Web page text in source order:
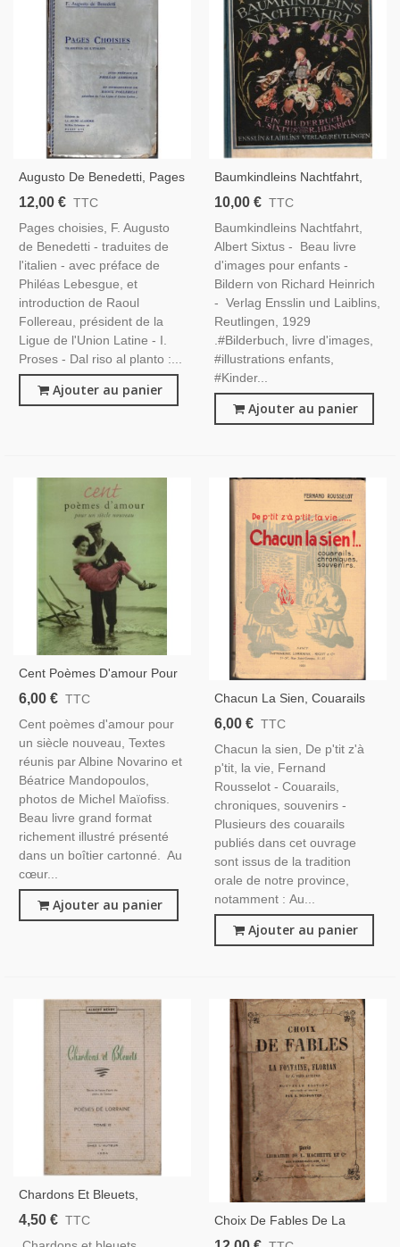
Augusto De Benedetti, Pages
Choisies, 1934 - Poète
Littérature Italienne
12,00 € TTC
Pages choisies, F. Augusto
de Benedetti - traduites de
l'italien - avec préface de
Philéas Lebesgue, et
introduction de Raoul
Follereau, président de la
Ligue de l'Union Latine - I.
Proses - Dal riso al planto :...
Ajouter au panier
Baumkindleins Nachtfahrt,
Albert Sixtus, 1929 - Kinder
Livres D'images
10,00 € TTC
Baumkindleins Nachtfahrt,
Albert Sixtus - Beau livre
d'images pour enfants -
Bildern von Richard Heinrich
- Verlag Ensslin und Laiblins,
Reutlingen, 1929
.#Bilderbuch, livre d'images,
#illustrations enfants,
#Kinder...
Ajouter au panier
Cent Poèmes D'amour Pour
Un Siècle Nouveau, Albine
Poésie, Poésie, Poètes, Mots
D'amour,
6,00 € TTC
Cent poèmes d'amour pour
un siècle nouveau, Textes
réunis par Albine Novarino et
Béatrice Mandopoulos,
photos de Michel Maïofiss.
Beau livre grand format
richement illustré présenté
dans un boîtier cartonné. Au
cœur...
Ajouter au panier
Chacun La Sien, Couarails
Chroniques Souvenirs,
Lorraine, Régionalisme,
Contes Populaires,
6,00 € TTC
Chacun la sien, De p'tit z'à
p'tit, la vie, Fernand
Rousselot - Couarails,
chroniques, souvenirs -
Plusieurs des couarails
publiés dans cet ouvrage
sont issus de la tradition
orale de notre province,
notamment : Au...
Ajouter au panier
Chardons Et Bleuets,
Poésies De Lorraine, Albert
4,50 € TTC
Choix De Fables De La
Fontaine, Florian Et Autres